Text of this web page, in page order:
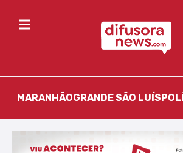
MARANHÃOGRANDE SÃO LUÍS